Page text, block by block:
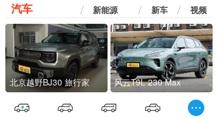
汽车 新能源 新车 视频
北京越野BJ30 旅行家 风云T9L 230 Max